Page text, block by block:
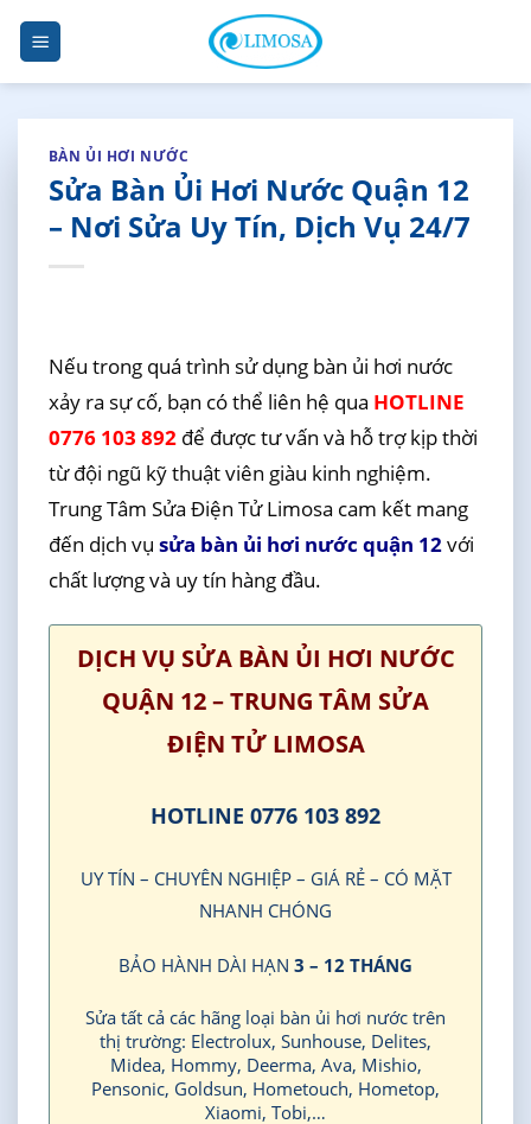
Skip
content
BÀN ỦI HƠI NƯỚC
Sửa Bàn Ủi Hơi Nước Quận 12
– Nơi Sửa Uy Tín, Dịch Vụ 24/7
Nếu trong quá trình sử dụng bàn ủi hơi nước
xảy ra sự cố, bạn có thể liên hệ qua HOTLINE
0776 103 892để được tư vấn và hỗ trợ kịp thời
từ đội ngũ kỹ thuật viên giàu kinh nghiệm.
Trung Tâm Sửa Điện Tử Limosa cam kết mang
đến dịch vụ sửa bàn ủi hơi nước quận 12với
chất lượng và uy tín hàng đầu.
DỊCH VỤ SỬA BÀN ỦI HƠI NƯỚC
QUẬN 12 – TRUNG TÂM SỬA
ĐIỆN TỬ LIMOSA
HOTLINE 0776 103 892
UY TÍN – CHUYÊN NGHIỆP – GIÁ RẺ – CÓ MẶT
NHANH CHÓNG
BẢO HÀNH DÀI HẠN 3 – 12 THÁNG
Sửa tất cả các hãng loại bàn ủi hơi nước trên
thị trường: Electrolux, Sunhouse, Delites,
Midea, Hommy, Deerma, Ava, Mishio,
Pensonic, Goldsun, Hometouch, Hometop,
Xiaomi, Tobi,…